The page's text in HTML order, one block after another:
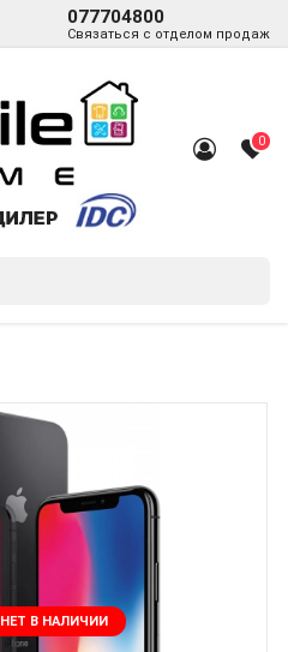
077704800
Связаться с отделом продаж
0
НЕТ В НАЛИЧИИ